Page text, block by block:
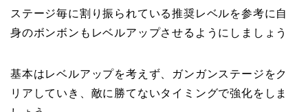
ステージ毎に割り振られている推奨レベルを参考に自
身のボンボンもレベルアップさせるようにしましょう
基本はレベルアップを考えず、ガンガンステージをク
リアしていき、敵に勝てないタイミングで強化をしま